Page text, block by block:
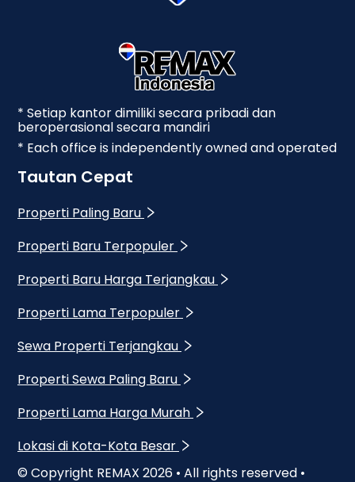
* Setiap kantor dimiliki secara pribadi dan
beroperasional secara mandiri
* Each office is independently owned and operated
Tautan Cepat
Properti Paling Baru
Properti Baru Terpopuler
Properti Baru Harga Terjangkau
Properti Lama Terpopuler
Sewa Properti Terjangkau
Properti Sewa Paling Baru
Properti Lama Harga Murah
Lokasi di Kota-Kota Besar
© Copyright REMAX 2026 • All rights reserved •